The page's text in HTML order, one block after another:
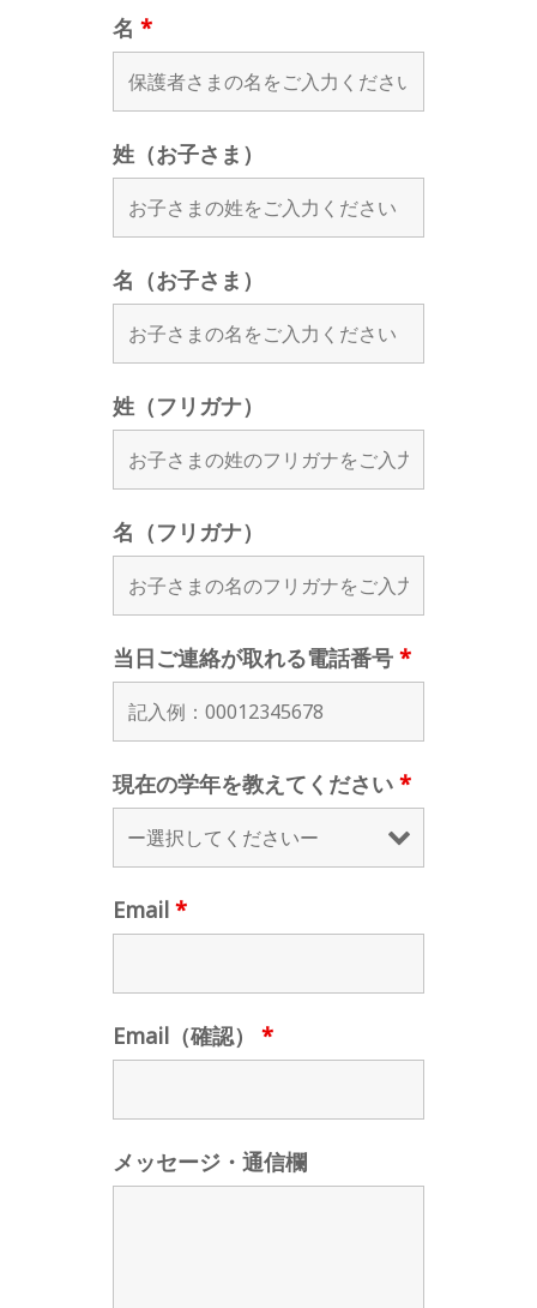
名 *
姓（お子さま）
名（お子さま）
姓（フリガナ）
名（フリガナ）
当日ご連絡が取れる電話番号 *
現在の学年を教えてください *
Email *
Email（確認） *
メッセージ・通信欄